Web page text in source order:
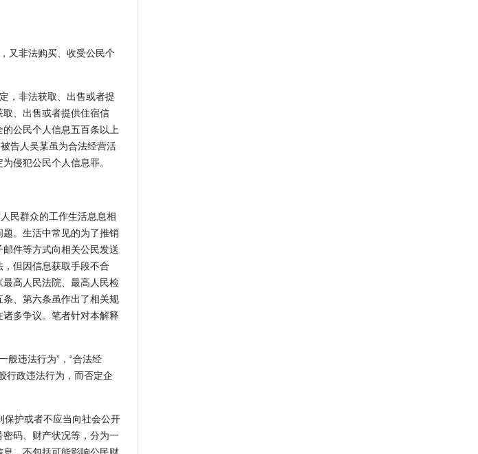
又非法购买、收受公民个
，非法获取、出售或者提
、出售或者提供住宿信
公民个人信息五百条以上
告人吴某虽为合法经营活
侵犯公民个人信息罪。
民群众的工作生活息息相
。生活中常见的为了推销
件等方式向相关公民发送
但因信息获取手段不合
高人民法院、最高人民检
、第六条虽作出了相关规
多争议。笔者针对本解释
般违法行为”，“合法经
行政违法行为，而否定企
护或者不应当向社会公开
码、财产状况等，分为一